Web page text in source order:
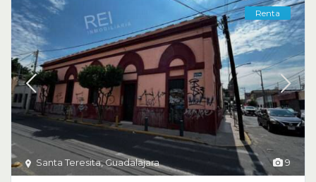
9
Santa Teresita,Guadalajara
Renta